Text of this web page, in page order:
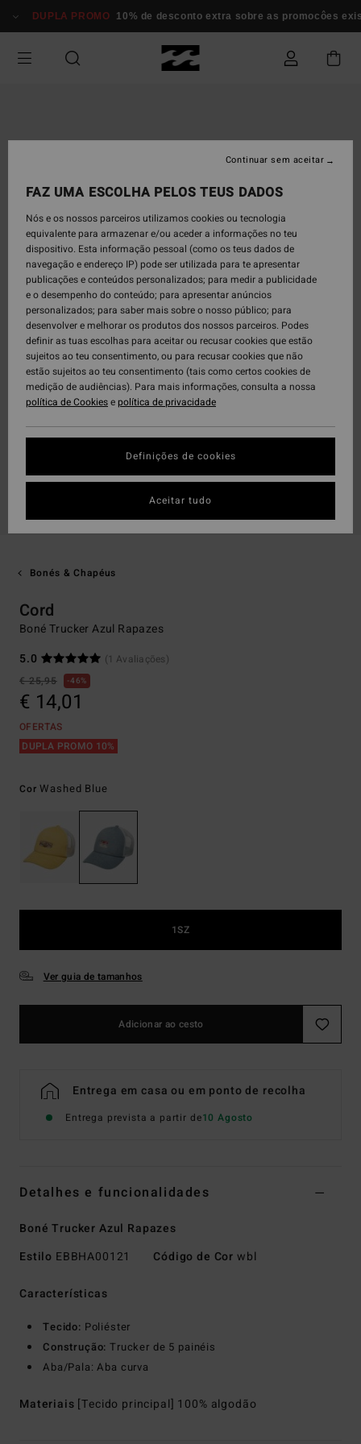
para
informação
DUPLA PROMO 10% de desconto extra sobre as promocôes
Bonés & Chapéus
Cord
Boné Trucker Azul Rapazes
5.0
(1 Avaliações)
€ 25,95
46%
€ 14,01
OFERTAS
DUPLA PROMO 10%
CorWashed Blue
1SZ
Ver guia de tamanhos
Adicionar ao cesto
Entrega em casa ou em ponto de recolha
Entrega prevista a partir de10 Agosto
Detalhes e funcionalidades
Boné Trucker Azul Rapazes
Estilo EBBHA00121 Código de Cor wbl
Características
Tecido: Poliéster
Construção: Trucker de 5 painéis
Aba/Pala: Aba curva
Materiais [Tecido principal] 100% algodão
FAZ UMA ESCOLHA PELOS TEUS DADOS
Nós e os nossos parceiros utilizamos cookies ou tecnologia
equivalente para armazenar e/ou aceder a informações no teu
dispositivo. Esta informação pessoal (como os teus dados de
navegação e endereço IP) pode ser utilizada para te apresentar
publicações e conteúdos personalizados; para medir a publicidade
e o desempenho do conteúdo; para apresentar anúncios
personalizados; para saber mais sobre o nosso público; para
desenvolver e melhorar os produtos dos nossos parceiros. Podes
definir as tuas escolhas para aceitar ou recusar cookies que estão
sujeitos ao teu consentimento, ou para recusar cookies que não
estão sujeitos ao teu consentimento (tais como certos cookies de
medição de audiências). Para mais informações, consulta a nossa
política de Cookiesepolítica de privacidade
Definições de cookies
Continuar sem aceitar
Aceitar tudo